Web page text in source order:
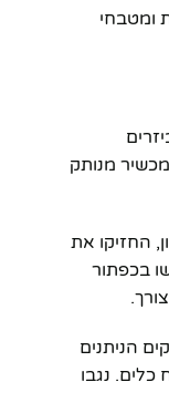
ומטבחי
מנותק
החזיקו את
בכפתור
הניתנים
נגבו